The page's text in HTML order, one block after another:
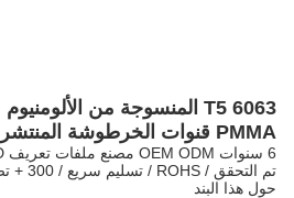
PMMA قنوات الخرطوشة المنتشرة الإطار
تم التحقق / ROHS / تسليم سريع / 300 + تصميم / عينة مجانية
حول هذا البند